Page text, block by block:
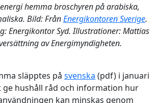
hemma broschyren på arabiska,
Bild: FrånEnergikontoren Sverige.
Energikontor Syd. Illustrationer: Mattias
av Energimyndigheten.
släpptes på svenska (pdf) i januari
hushåll råd och information hur
kan minskas genom